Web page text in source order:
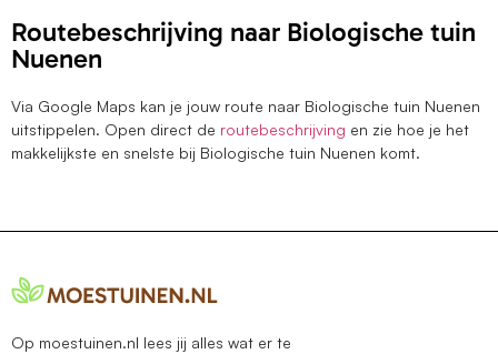
Routebeschrijving naar Biologische tuin
Nuenen
Via Google Maps kan je jouw route naar Biologische tuin Nuenen
uitstippelen. Open direct de routebeschrijving en zie hoe je het
makkelijkste en snelste bij Biologische tuin Nuenen komt.
Op moestuinen.nl lees jij alles wat er te